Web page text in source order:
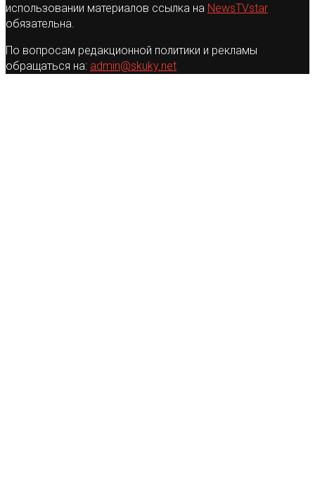
использовании материалов ссылка на NewsTVstar
обязательна.
По вопросам редакционной политики и рекламы
обращаться на: admin@skuky.net